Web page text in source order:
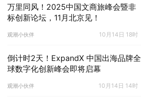
万里同风！2025中国文商旅峰会暨非
标创新论坛，11月北京见！
观潮小伙伴 10月14日 18时
倒计时2天！ExpandX 中国出海品牌全
球数字化创新峰会即将启幕
观潮小伙伴 10月14日 14时